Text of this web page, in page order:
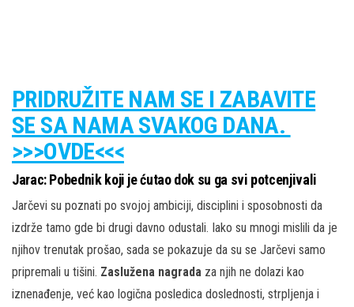
PRIDRUŽITE NAM SE I ZABAVITE
SE SA NAMA SVAKOG DANA.
>>>OVDE<<<
Jarac: Pobednik koji je ćutao dok su ga svi potcenjivali
Jarčevi su poznati po svojoj ambiciji, disciplini i sposobnosti da
izdrže tamo gde bi drugi davno odustali. Iako su mnogi mislili da je
njihov trenutak prošao, sada se pokazuje da su se Jarčevi samo
pripremali u tišini. Zaslužena nagrada za njih ne dolazi kao
iznenađenje, već kao logična posledica doslednosti, strpljenja i